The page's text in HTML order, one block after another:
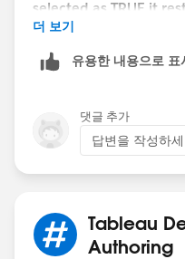
groups. If you are
elaborate.
Anand
더 보기
유용한 내용으로 표
댓글 추가
답변을 작성하
Tableau
Authoring